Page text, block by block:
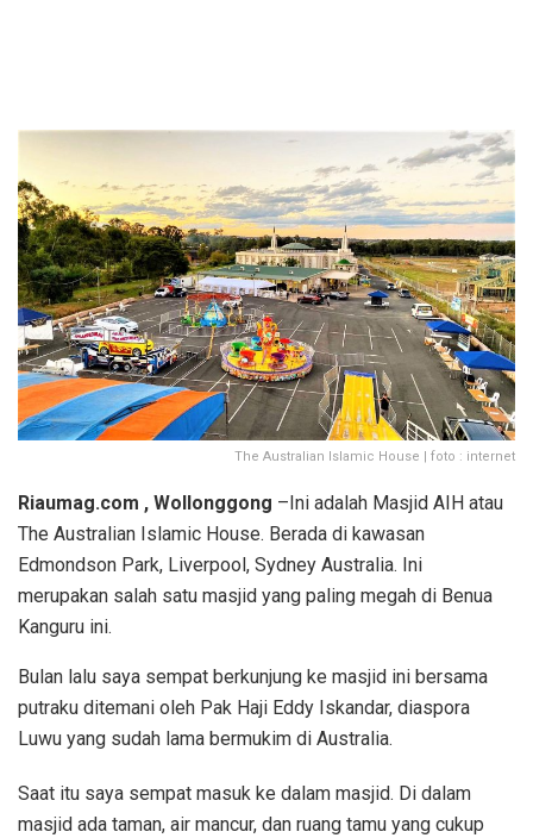
The Australian Islamic House | foto : internet
Riaumag.com , Wollonggong –Ini adalah Masjid AIH atau
The Australian Islamic House. Berada di kawasan
Edmondson Park, Liverpool, Sydney Australia. Ini
merupakan salah satu masjid yang paling megah di Benua
Kanguru ini.
Bulan lalu saya sempat berkunjung ke masjid ini bersama
putraku ditemani oleh Pak Haji Eddy Iskandar, diaspora
Luwu yang sudah lama bermukim di Australia.
Saat itu saya sempat masuk ke dalam masjid. Di dalam
masjid ada taman, air mancur, dan ruang tamu yang cukup